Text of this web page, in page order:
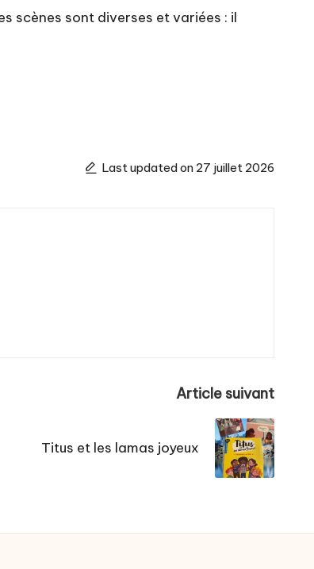
scènes sont diverses et variées : il
Last updated on 27 juillet 2026
Article suivant
Titus et les lamas joyeux